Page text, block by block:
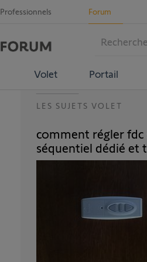
Professionnels Forum
Volet Portail
LES SUJETS VOLET
comment régler
séquentiel dédié et